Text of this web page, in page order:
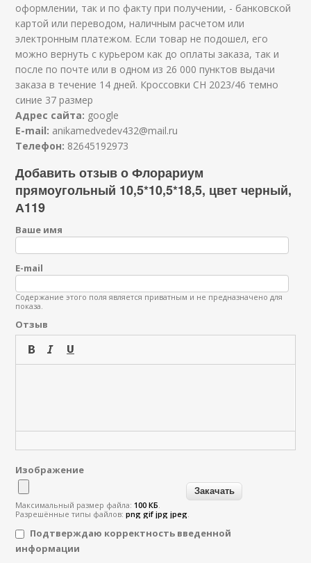
оформлении, так и по факту при получении, - банковской
картой или переводом, наличным расчетом или
электронным платежом. Если товар не подошел, его
можно вернуть с курьером как до оплаты заказа, так и
после по почте или в одном из 26 000 пунктов выдачи
заказа в течение 14 дней. Кроссовки СН 2023/46 темно
синие 37 размер
Адрес сайта: google
E-mail: anikamedvedev432@mail.ru
Телефон: 82645192973
Добавить отзыв о Флорариум
прямоугольный 10,5*10,5*18,5, цвет черный,
А119
Ваше имя
E-mail
Содержание этого поля является приватным и не предназначено для
показа.
Отзыв
Изображение
Максимальный размер файла:100 КБ.
Разрешённые типы файлов:png gif jpg jpeg.
Подтверждаю корректность введенной
информации